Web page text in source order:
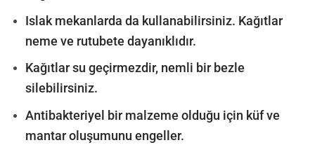
Islak mekanlarda da kullanabilirsiniz. Kağıtlar
neme ve rutubete dayanıklıdır.
Kağıtlar su geçirmezdir, nemli bir bezle
silebilirsiniz.
Antibakteriyel bir malzeme olduğu için küf ve
mantar oluşumunu engeller.